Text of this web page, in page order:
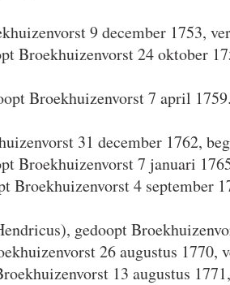
9 december 1753,
Broekhuizenvorst 24 oktober
Broekhuizenvorst 7 april 1759.
31 december 1762,
Broekhuizenvorst 7 januari
Broekhuizenvorst 4 september
gedoopt
26 augustus 1770,
13 augustus